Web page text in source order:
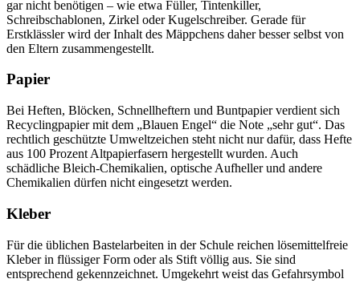
gar nicht benötigen – wie etwa Füller, Tintenkiller,
Schreibschablonen, Zirkel oder Kugelschreiber. Gerade für
Erstklässler wird der Inhalt des Mäppchens daher besser selbst von
den Eltern zusammengestellt.
Papier
Bei Heften, Blöcken, Schnellheftern und Buntpapier verdient sich
Recyclingpapier mit dem „Blauen Engel“ die Note „sehr gut“. Das
rechtlich geschützte Umweltzeichen steht nicht nur dafür, dass Hefte
aus 100 Prozent Altpapierfasern hergestellt wurden. Auch
schädliche Bleich-Chemikalien, optische Aufheller und andere
Chemikalien dürfen nicht eingesetzt werden.
Kleber
Für die üblichen Bastelarbeiten in der Schule reichen lösemittelfreie
Kleber in flüssiger Form oder als Stift völlig aus. Sie sind
entsprechend gekennzeichnet. Umgekehrt weist das Gefahrsymbol